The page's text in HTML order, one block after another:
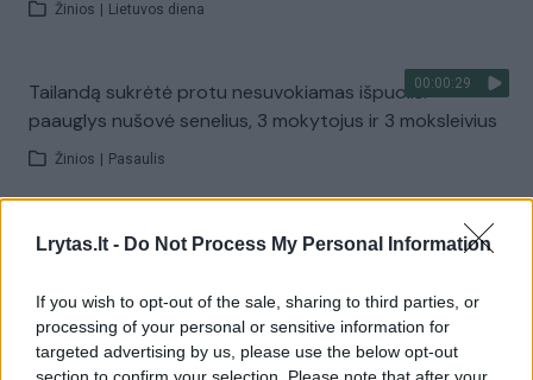
Lrytas.lt - Do Not Process My Personal Information
If you wish to opt-out of the sale, sharing to third parties, or
processing of your personal or sensitive information for
targeted advertising by us, please use the below opt-out
Žinios Lietuvos diena
00:00:29
Tailandą sukrėtė protu nesuvokiamas išpuolis:
paauglys nušovė senelius, 3 mokytojus ir 3 moksleivius
Žinios Pasaulis
00:02:08
Aukštaitijos pučiamųjų orkestras Nyderlanduose
Žinios | Lietuvos diena